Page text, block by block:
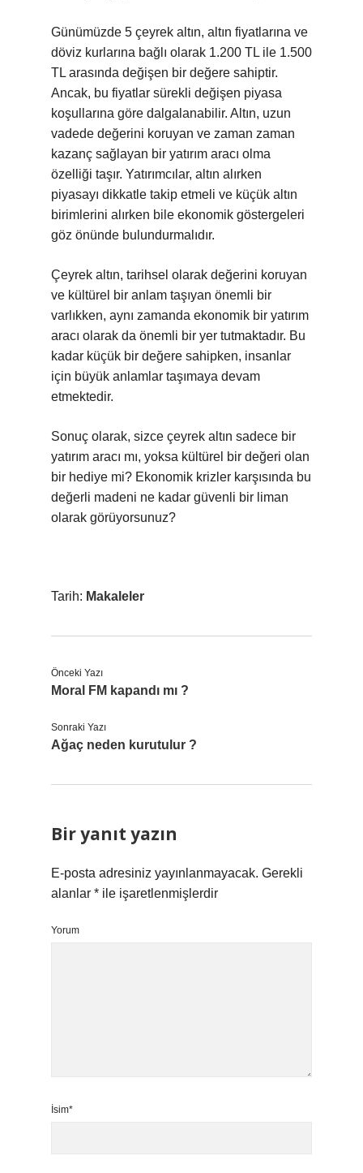
Günümüzde 5 çeyrek altın, altın fiyatlarına ve
döviz kurlarına bağlı olarak 1.200 TL ile 1.500
TL arasında değişen bir değere sahiptir.
Ancak, bu fiyatlar sürekli değişen piyasa
koşullarına göre dalgalanabilir. Altın, uzun
vadede değerini koruyan ve zaman zaman
kazanç sağlayan bir yatırım aracı olma
özelliği taşır. Yatırımcılar, altın alırken
piyasayı dikkatle takip etmeli ve küçük altın
birimlerini alırken bile ekonomik göstergeleri
göz önünde bulundurmalıdır.
Çeyrek altın, tarihsel olarak değerini koruyan
ve kültürel bir anlam taşıyan önemli bir
varlıkken, aynı zamanda ekonomik bir yatırım
aracı olarak da önemli bir yer tutmaktadır. Bu
kadar küçük bir değere sahipken, insanlar
için büyük anlamlar taşımaya devam
etmektedir.
Sonuç olarak, sizce çeyrek altın sadece bir
yatırım aracı mı, yoksa kültürel bir değeri olan
bir hediye mi? Ekonomik krizler karşısında bu
değerli madeni ne kadar güvenli bir liman
olarak görüyorsunuz?
Tarih: Makaleler
Önceki Yazı
Moral FM kapandı mı ?
Sonraki Yazı
Ağaç neden kurutulur ?
Bir yanıt yazın
E-posta adresiniz yayınlanmayacak. Gerekli
alanlar * ile işaretlenmişlerdir
Yorum
İsim*